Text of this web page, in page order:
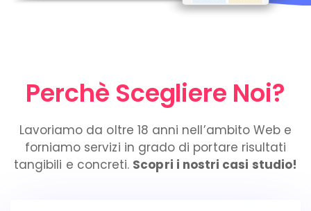
Perchè Scegliere Noi?
Lavoriamo da oltre 18 anni nell’ambito Web e
forniamo servizi in grado di portare risultati
tangibili e concreti. Scopri i nostri casi studio!